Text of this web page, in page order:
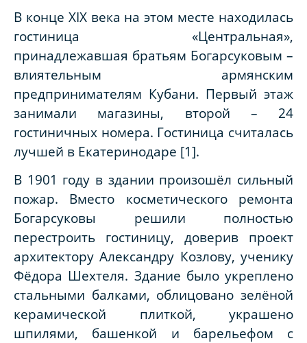
В конце XIX века на этом месте находилась
гостиница «Центральная»,
принадлежавшая братьям Богарсуковым –
влиятельным армянским
предпринимателям Кубани. Первый этаж
занимали магазины, второй – 24
гостиничных номера. Гостиница считалась
лучшей в Екатеринодаре [1].
В 1901 году в здании произошёл сильный
пожар. Вместо косметического ремонта
Богарсуковы решили полностью
перестроить гостиницу, доверив проект
архитектору Александру Козлову, ученику
Фёдора Шехтеля. Здание было укреплено
стальными балками, облицовано зелёной
керамической плиткой, украшено
шпилями, башенкой и барельефом с